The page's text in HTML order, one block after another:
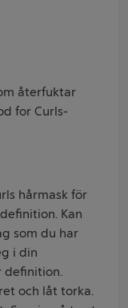
återfuktar
for Curls-
hårmask för
Kan
som du har
i din
definition.
och låt torka.